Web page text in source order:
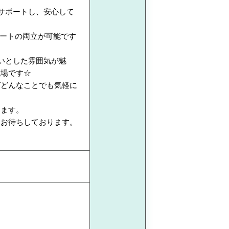
ポートし、安心して
トの両立が可能です
とした雰囲気が魅
場です☆
んなことでも気軽に
す。
待ちしております。